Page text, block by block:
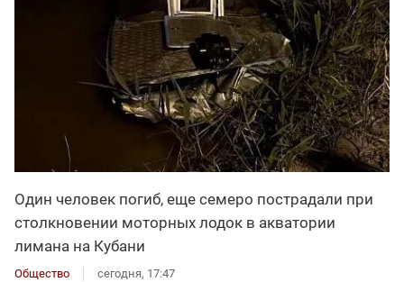
Один человек погиб, еще семеро пострадали при
столкновении моторных лодок в акватории
лимана на Кубани
Общество сегодня, 17:47